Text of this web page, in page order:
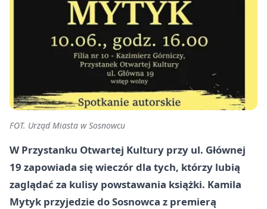
FOT. Urząd Miasta w Sosnowcu
W Przystanku Otwartej Kultury przy ul. Głównej
19 zapowiada się wieczór dla tych, którzy lubią
zaglądać za kulisy powstawania książki. Kamila
Mytyk przyjedzie do Sosnowca z premierą